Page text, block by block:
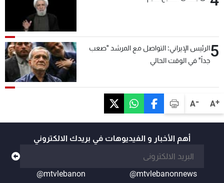
A+
A-
5الرئيس الإيراني: التواصل مع المرشد "صعب
جداً" في الوقت الحالي
أهم الأخبار و الفيديوهات في بريدك الالكتروني
@mtvlebanonnews
@mtvlebanon